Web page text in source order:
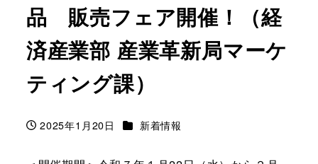
品 販売フェア開催！（経
済産業部 産業革新局マーケ
ティング課）
投稿日
2025年1月20日 カテゴリー
新着情報